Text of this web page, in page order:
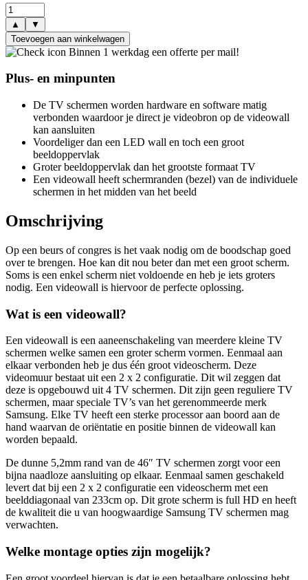
▲
▼
Toevoegen aan winkelwagen
Binnen 1 werkdag een offerte per mail!
Plus- en minpunten
De TV schermen worden hardware en software matig
verbonden waardoor je direct je videobron op de videowall
kan aansluiten
Voordeliger dan een LED wall en toch een groot
beeldoppervlak
Groter beeldoppervlak dan het grootste formaat TV
Een videowall heeft schermranden (bezel) van de individuele
schermen in het midden van het beeld
Omschrijving
Op een beurs of congres is het vaak nodig om de boodschap goed
over te brengen. Hoe kan dit nou beter dan met een groot scherm.
Soms is een enkel scherm niet voldoende en heb je iets groters
nodig. Een videowall is hiervoor de perfecte oplossing.
Wat is een videowall?
Een videowall is een aaneenschakeling van meerdere kleine TV
schermen welke samen een groter scherm vormen. Eenmaal aan
elkaar verbonden heb je dus één groot videoscherm. Deze
videomuur bestaat uit een 2 x 2 configuratie. Dit wil zeggen dat
deze is opgebouwd uit 4 TV schermen. Dit zijn geen reguliere TV
schermen, maar speciale TV’s van het gerenommeerde merk
Samsung. Elke TV heeft een sterke processor aan boord aan de
hand waarvan de oriëntatie en positie binnen de videowall kan
worden bepaald.
De dunne 5,2mm rand van de 46″ TV schermen zorgt voor een
bijna naadloze aansluiting op elkaar. Eenmaal samen geschakeld
levert dat bij een 2 x 2 configuratie een videoscherm met een
beelddiagonaal van 233cm op. Dit grote scherm is full HD en heeft
de kwaliteit die u van hoogwaardige Samsung TV schermen mag
verwachten.
Welke montage opties zijn mogelijk?